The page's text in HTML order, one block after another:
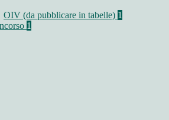
OIV (da pubblicare in tabelle) 1
1